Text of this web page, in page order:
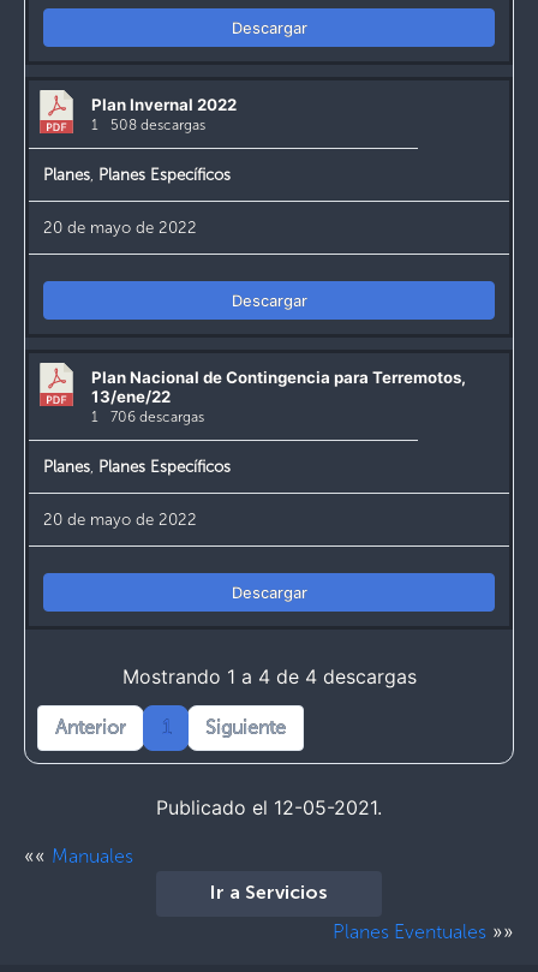
Descargar
Plan Invernal 2022
1 508 descargas
Planes Planes Específicos
20 de mayo de 2022
Descargar
Plan Nacional de Contingencia para Terremotos,
13/ene/22
1 706 descargas
Planes Planes Específicos
20 de mayo de 2022
Descargar
Mostrando 1 a 4 de 4 descargas
Anterior 1 Siguiente
Publicado el 12-05-2021.
«« Manuales
Ir a Servicios
Planes Eventuales »»